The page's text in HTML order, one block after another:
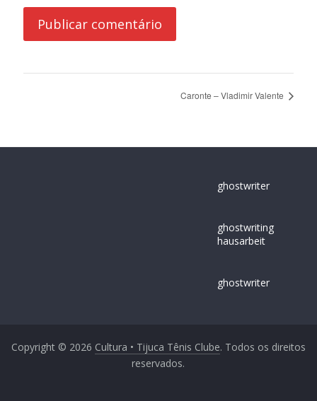
Caronte – Vladimir Valente
ghostwriter
ghostwriting
hausarbeit
ghostwriter
Copyright © 2026 Cultura • Tijuca Tênis Clube. Todos os direitos
reservados.